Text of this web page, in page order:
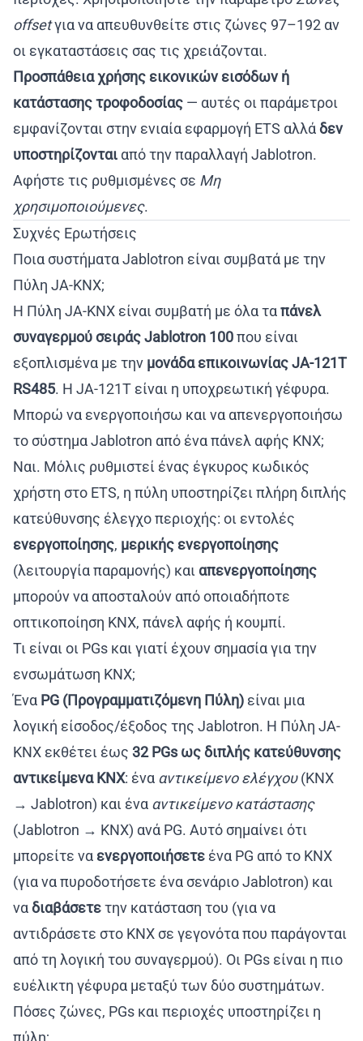
offsetγια να απευθυνθείτε στις ζώνες 97–192 αν
οι εγκαταστάσεις σας τις χρειάζονται.
Προσπάθεια χρήσης εικονικών εισόδων ή
κατάστασης τροφοδοσίας — αυτές οι παράμετροι
εμφανίζονται στην ενιαία εφαρμογή ETS αλλά δεν
υποστηρίζονται από την παραλλαγή Jablotron.
Αφήστε τις ρυθμισμένες σε Μη
χρησιμοποιούμενες.
Συχνές Ερωτήσεις
Ποια συστήματα Jablotron είναι συμβατά με την
Πύλη JA-KNX;
Η Πύλη JA-KNX είναι συμβατή με όλα ταπάνελ
συναγερμού σειράς Jablotron 100που είναι
εξοπλισμένα με την μονάδα επικοινωνίας JA-121T
RS485. Η JA-121T είναι η υποχρεωτική γέφυρα.
Μπορώ να ενεργοποιήσω και να απενεργοποιήσω
το σύστημα Jablotron από ένα πάνελ αφής KNX;
Ναι. Μόλις ρυθμιστεί ένας έγκυρος κωδικός
χρήστη στο ETS, η πύλη υποστηρίζει πλήρη διπλής
κατεύθυνσης έλεγχο περιοχής: οι εντολές
ενεργοποίησης, μερικής ενεργοποίησης
(λειτουργία παραμονής) και απενεργοποίησης
μπορούν να αποσταλούν από οποιαδήποτε
οπτικοποίηση KNX, πάνελ αφής ή κουμπί.
Τι είναι οι PGs και γιατί έχουν σημασία για την
ενσωμάτωση KNX;
Ένα PG (Προγραμματιζόμενη Πύλη) είναι μια
λογική είσοδος/έξοδος της Jablotron. Η Πύλη JA-
KNX εκθέτει έως 32 PGs ως διπλής κατεύθυνσης
αντικείμενα KNX: ένα αντικείμενο ελέγχου(KNX
→ Jablotron) και ένα αντικείμενο κατάστασης
(Jablotron → KNX) ανά PG. Αυτό σημαίνει ότι
μπορείτε να ενεργοποιήσετε ένα PG από το KNX
(για να πυροδοτήσετε ένα σενάριο Jablotron) και
να διαβάσετετην κατάσταση του (για να
αντιδράσετε στο KNX σε γεγονότα που παράγονται
από τη λογική του συναγερμού). Οι PGs είναι η πιο
ευέλικτη γέφυρα μεταξύ των δύο συστημάτων.
Πόσες ζώνες, PGs και περιοχές υποστηρίζει η
πύλη;